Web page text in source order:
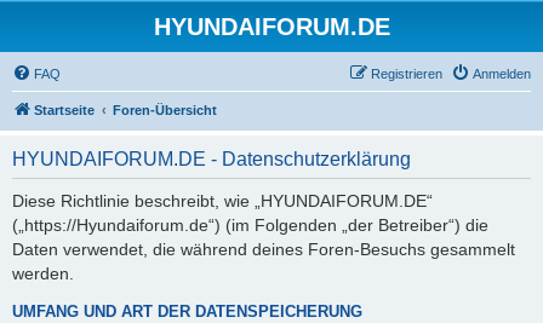
HYUNDAIFORUM.DE
FAQ Anmelden
Registrieren
Startseite Foren-Übersicht
HYUNDAIFORUM.DE - Datenschutzerklärung
Diese Richtlinie beschreibt, wie „HYUNDAIFORUM.DE“
(„https://Hyundaiforum.de“) (im Folgenden „der Betreiber“) die
Daten verwendet, die während deines Foren-Besuchs gesammelt
werden.
UMFANG UND ART DER DATENSPEICHERUNG